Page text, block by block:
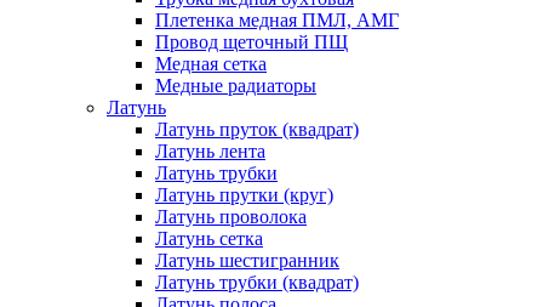
Плетенка медная ПМЛ, АМГ
Провод щеточный ПЩ
Медная сетка
Медные радиаторы
Латунь
Латунь пруток (квадрат)
Латунь лента
Латунь трубки
Латунь прутки (круг)
Латунь проволока
Латунь сетка
Латунь шестигранник
Латунь трубки (квадрат)